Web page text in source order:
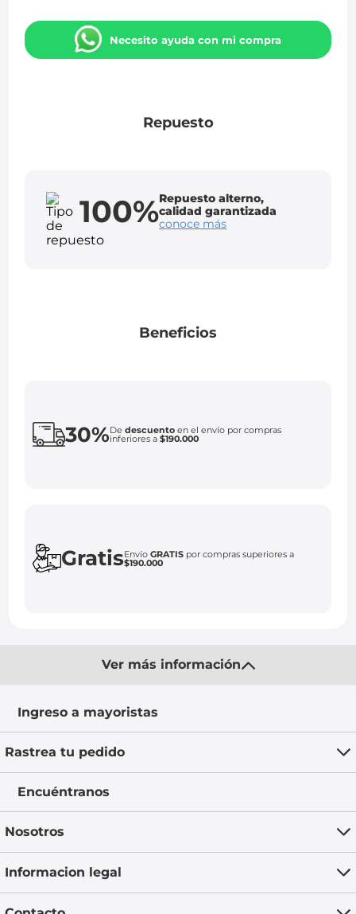
Necesito ayuda con mi compra
Repuesto
100%Repuesto alterno,
calidad garantizada
conoce más
Beneficios
30%Dedescuento en el envío por compras
inferiores a$190.000
GratisEnvíoGRATIS por compras superiores a
$190.000
Ver más información
Ingreso a mayoristas
Rastrea tu pedido
Encuéntranos
Nosotros
Informacion legal